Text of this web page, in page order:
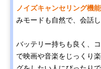
ノイズキャンセリング機
みモードも自然で、会話
バッテリー持ちも良く、
で映画や音楽をじっくり